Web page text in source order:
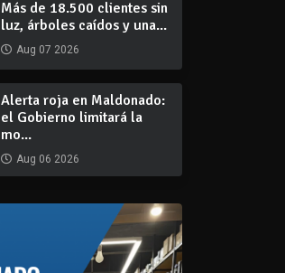
Más de 18.500 clientes sin
luz, árboles caídos y una...
Aug 07 2026
Alerta roja en Maldonado:
el Gobierno limitará la
mo...
Aug 06 2026